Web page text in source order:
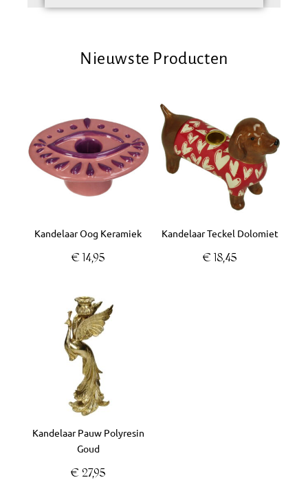
Nieuwste Producten
Kandelaar Oog Keramiek
€ 14,95
Kandelaar Teckel Dolomiet
€ 18,45
Kandelaar Pauw Polyresin
Goud
€ 27,95